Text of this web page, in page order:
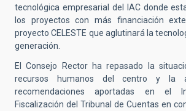
tecnológica empresarial del IAC donde
los proyectos con más financiación
proyecto CELESTE que aglutinará la
generación.
El Consejo Rector ha repasado la
recursos humanos del centro y la
recomendaciones aportadas en el
Fiscalización del Tribunal de Cuentas en